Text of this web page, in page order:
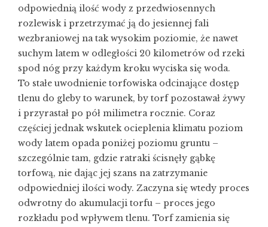
odpowiednią ilość wody z przedwiosennych
rozlewisk i przetrzymać ją do jesiennej fali
wezbraniowej na tak wysokim poziomie, że nawet
suchym latem w odległości 20 kilometrów od rzeki
spod nóg przy każdym kroku wyciska się woda.
To stałe uwodnienie torfowiska odcinające dostęp
tlenu do gleby to warunek, by torf pozostawał żywy
i przyrastał po pół milimetra rocznie. Coraz
częściej jednak wskutek ocieplenia klimatu poziom
wody latem opada poniżej poziomu gruntu –
szczególnie tam, gdzie ratraki ścisnęły gąbkę
torfową, nie dając jej szans na zatrzymanie
odpowiedniej ilości wody. Zaczyna się wtedy proces
odwrotny do akumulacji torfu – proces jego
rozkładu pod wpływem tlenu. Torf zamienia się